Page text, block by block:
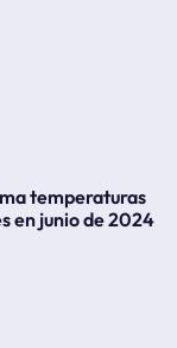
temperaturas
en junio de 2024